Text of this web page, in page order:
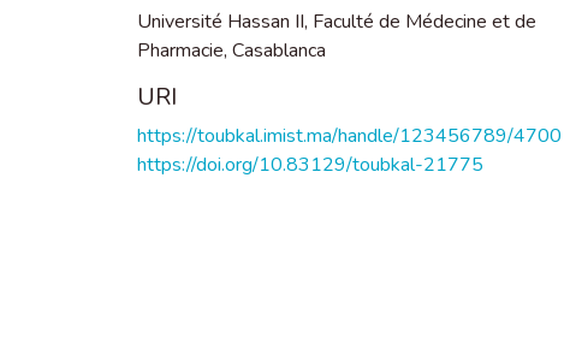
Université Hassan II, Faculté de Médecine et de
Pharmacie, Casablanca
URI
https://toubkal.imist.ma/handle/123456789/4700
https://doi.org/10.83129/toubkal-21775